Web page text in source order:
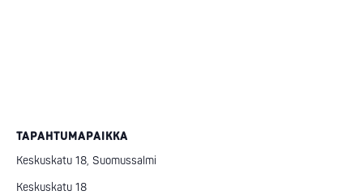
TAPAHTUMAPAIKKA
Keskuskatu 18, Suomussalmi
Keskuskatu 18